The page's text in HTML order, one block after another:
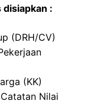
disiapkan :
(DRH/CV)
(KK)
Nilai